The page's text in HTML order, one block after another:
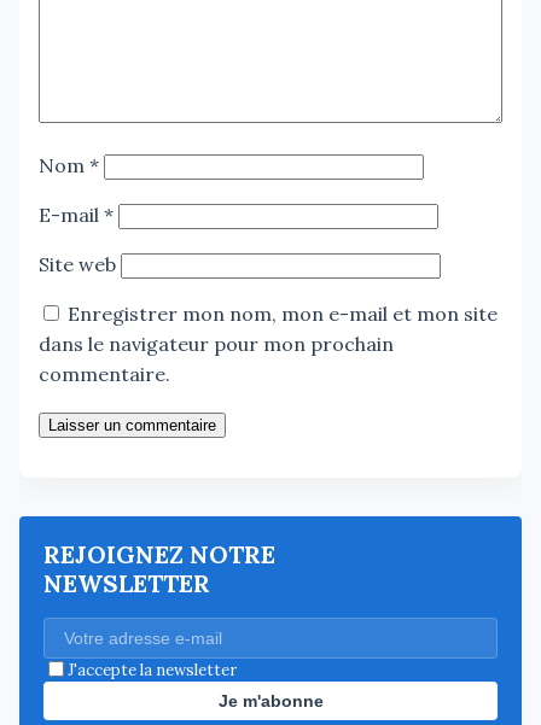
Nom *
E-mail *
Site web
Enregistrer mon nom, mon e-mail et mon site
dans le navigateur pour mon prochain
commentaire.
Laisser un commentaire
REJOIGNEZ NOTRE
NEWSLETTER
J'accepte la newsletter
Je m'abonne